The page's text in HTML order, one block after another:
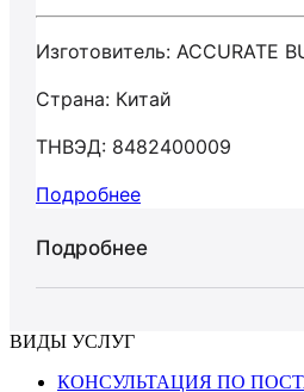
Изготовитель: ACCURATE
Страна: Китай
ТНВЭД: 8482400009
Подробнее
Подробнее
ВИДЫ УСЛУГ
КОНСУЛЬТАЦИЯ ПО